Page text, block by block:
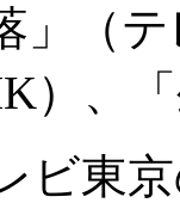
」（
）、
ビ東